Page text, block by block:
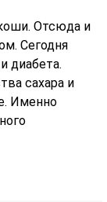
Отсюда и
Сегодня
диабета.
сахара и
Именно